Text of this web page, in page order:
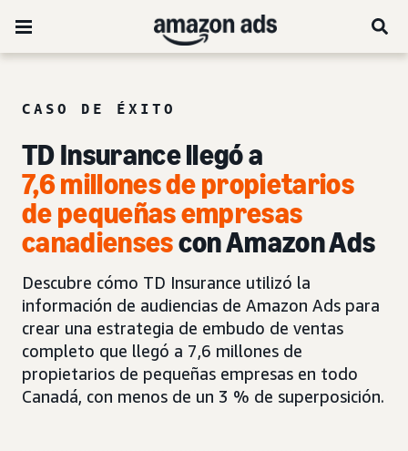
CASO DE ÉXITO
TD Insurance llegó a
7,6 millones de propietarios
de pequeñas empresas
canadiensescon Amazon Ads
Descubre cómo TD Insurance utilizó la
información de audiencias de Amazon Ads para
crear una estrategia de embudo de ventas
completo que llegó a 7,6 millones de
propietarios de pequeñas empresas en todo
Canadá, con menos de un 3 % de superposición.